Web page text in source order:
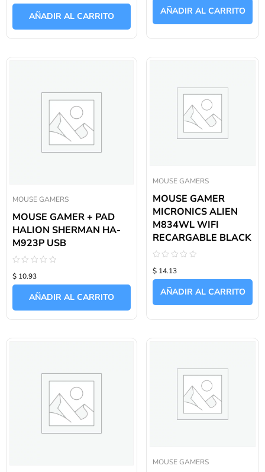
0
AÑADIR AL CARRITO AÑADIR AL CARRITO
MOUSE GAMERS
MOUSE GAMER + PAD
HALION SHERMAN HA-
M923P USB
con
0
$ 10.93
AÑADIR AL CARRITO
MOUSE GAMERS
MOUSE GAMER
MICRONICS ALIEN
M834WL WIFI
RECARGABLE BLACK
con
0
$ 14.13
AÑADIR AL CARRITO
MOUSE GAMERS